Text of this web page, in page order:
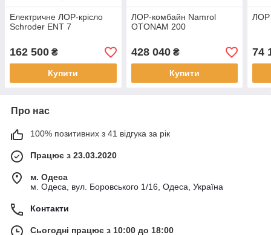
Електричне ЛОР-крісло
Schroder ENT 7
162 500 ₴
Купити
ЛОР-комбайн Namrol
OTONAM 200
428 040₴
Купити
ЛОР
74
Про нас
100% позитивних з 41 відгука за рік
Працює з 23.03.2020
м. Одеса
м. Одеса, вул. Боровського 1/16, Одеса, Україна
Контакти
Сьогодні працює з 10:00 до 18:00